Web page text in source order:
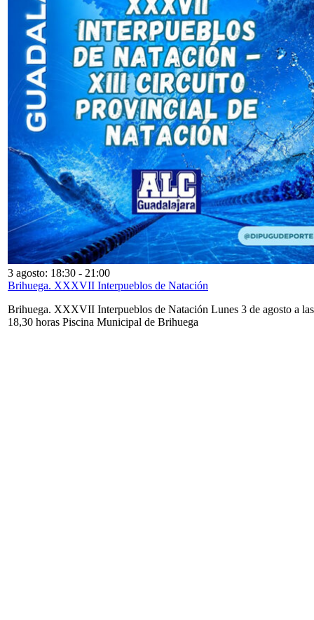
3 agosto: 18:30 - 21:00
Brihuega. XXXVII Interpueblos de Natación
Brihuega. XXXVII Interpueblos de Natación Lunes 3 de agosto a las
18,30 horas Piscina Municipal de Brihuega